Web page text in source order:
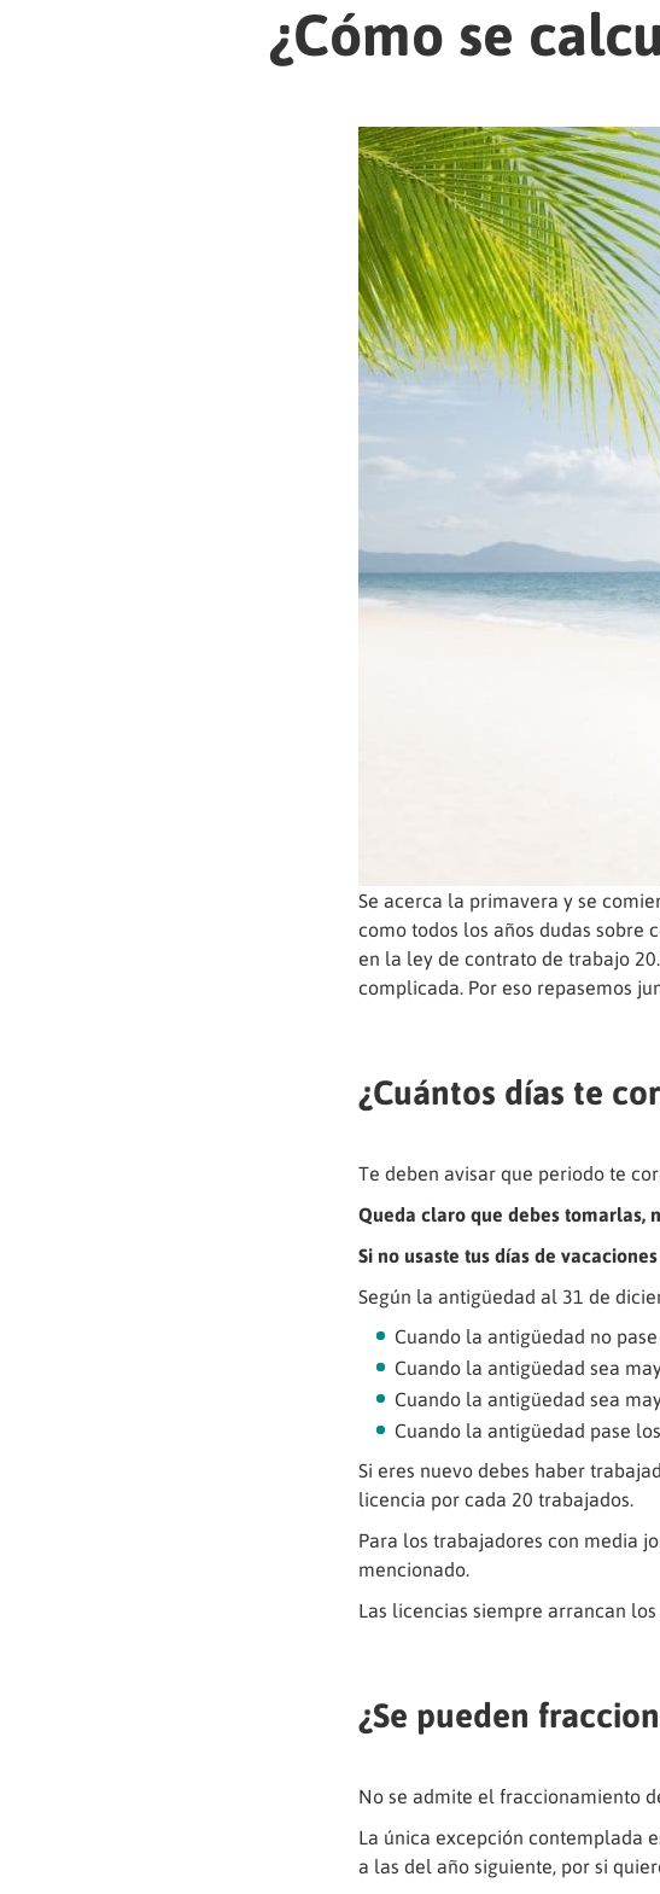
¿Cómo se
Se acerca la primavera y se
como todos los años dudas sobre
en la ley de contrato de trabajo
complicada. Por eso repasemos
¿Cuántos días te
Te deben avisar que periodo te
Queda claro que debes tomarlas,
Si no usaste tus días de
Según la antigüedad al 31 de
Cuando la antigüedad no
Cuando la antigüedad sea
Cuando la antigüedad sea
Cuando la antigüedad pase
Si eres nuevo debes haber
licencia por cada 20 trabajados.
Para los trabajadores con media
mencionado.
Las licencias siempre arrancan
¿Se pueden
No se admite el fraccionamiento
La única excepción contemplada
a las del año siguiente, por si